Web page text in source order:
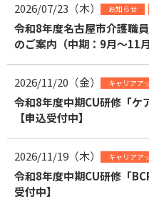
2026/07/23（木） お知らせ
令和8年度名古屋市介護職
のご案内（中期：9月～11月
2026/11/20（金） キャリアア
令和8年度中期CU研修「ケ
【申込受付中】
2026/11/19（木） キャリアア
令和8年度中期CU研修「
受付中】